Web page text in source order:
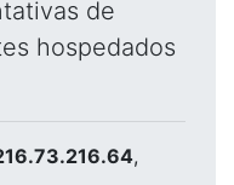
de
hospedados
,